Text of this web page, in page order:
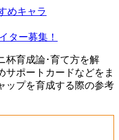
めキャラ
ター募集！
杯育成論･育て方を解
サポートカードなどをま
ップを育成する際の参考